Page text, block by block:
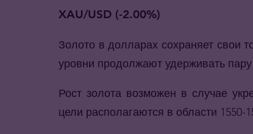
XAU/USD (-2.00%)
Золото в долларах сохраняет свои
уровни продолжают удерживать
Рост золота возможен в случае
цели располагаются в области 1550-